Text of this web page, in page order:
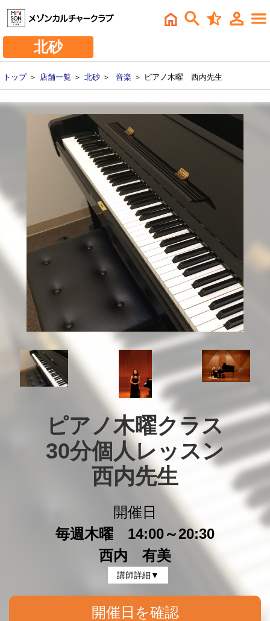
北砂
トップ＞ 店舗一覧 ＞ 北砂 ＞ 音楽 ＞ ピアノ木曜 西内先生
ピアノ木曜クラス
30分個人レッスン
西内先生
開催日
毎週木曜 14:00～20:30
西内 有美
講師詳細▼
開催日を確認